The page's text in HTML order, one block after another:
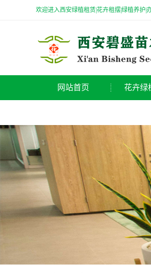
欢迎进入西安绿植租赁|花卉租摆|绿植养护|
网站首页 花卉绿
酒店绿
商场绿
医院绿
节日